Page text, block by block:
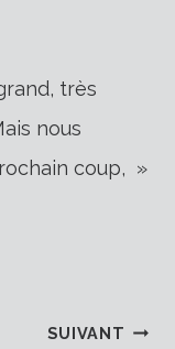
très
nous
coup, »
SUIVANT